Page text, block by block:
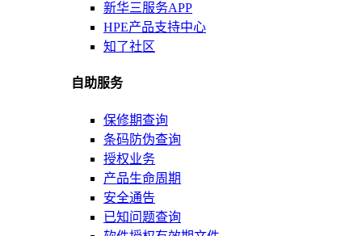
新华三服务APP
HPE产品支持中心
知了社区
自助服务
保修期查询
条码防伪查询
授权业务
产品生命周期
安全通告
已知问题查询